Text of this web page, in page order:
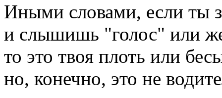
Иными словами, если ты
и слышишь "голос" или
то это твоя плоть или
но, конечно, это не